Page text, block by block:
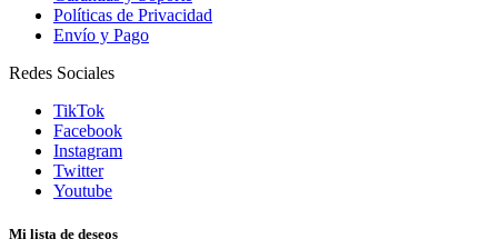
Políticas de Privacidad
Envío y Pago
Redes Sociales
TikTok
Facebook
Instagram
Twitter
Youtube
Mi lista de deseos